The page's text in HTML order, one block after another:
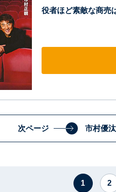
役者ほど素敵な商売
次ページ 市村優
1 2